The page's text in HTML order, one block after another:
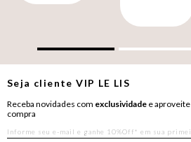
Seja clienteVIP LE LIS
Receba novidades com exclusividade e aproveite
compra